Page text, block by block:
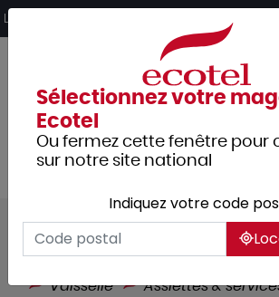
Livraison offerte dès 249€ HT d’achat et
Mazza :12 article(s)
Vaisselle
Assiettes &
Sélectionnez votre
Ecotel
Ou fermez cette fenêtre pour
sur notre site national
Indiquez votre code
Panneau de gestion des cookies